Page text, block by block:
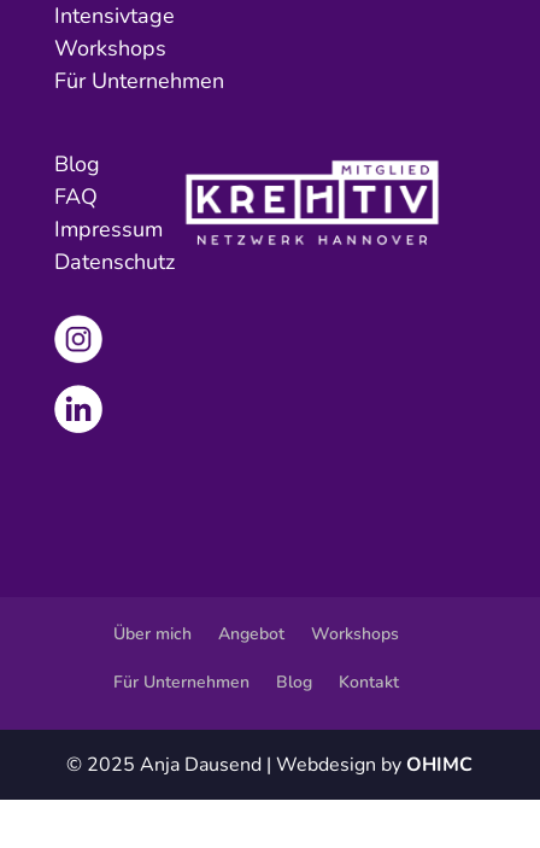
Intensivtage
Workshops
Für Unternehmen
Blog
FAQ
Impressum
Datenschutz
Über mich Angebot Workshops
Für Unternehmen Blog Kontakt
© 2025 Anja Dausend | Webdesign byOHIMC